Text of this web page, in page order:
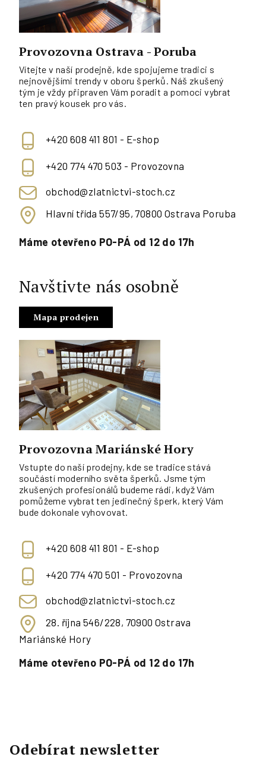
Provozovna Ostrava - Poruba
Vítejte v naší prodejně, kde spojujeme tradici s
nejnovějšími trendy v oboru šperků. Náš zkušený
tým je vždy připraven Vám poradit a pomoci vybrat
ten pravý kousek pro vás.
+420 608 411 801 - E-shop
+420 774 470 503 - Provozovna
obchod@zlatnictvi-stoch.cz
Hlavní třída 557/95, 70800 Ostrava Poruba
Máme otevřeno PO-PÁ od 12 do 17h
Navštivte nás osobně
Mapa prodejen
Provozovna Mariánské Hory
Vstupte do naší prodejny, kde se tradice stává
součástí moderního světa šperků. Jsme tým
zkušených profesionálů budeme rádi, když Vám
pomůžeme vybrat ten jedinečný šperk, který Vám
bude dokonale vyhovovat.
+420 608 411 801 - E-shop
+420 774 470 501 - Provozovna
obchod@zlatnictvi-stoch.cz
28. října 546/228, 70900 Ostrava
Mariánské Hory
Máme otevřeno PO-PÁ od 12 do 17h
Odebírat newsletter